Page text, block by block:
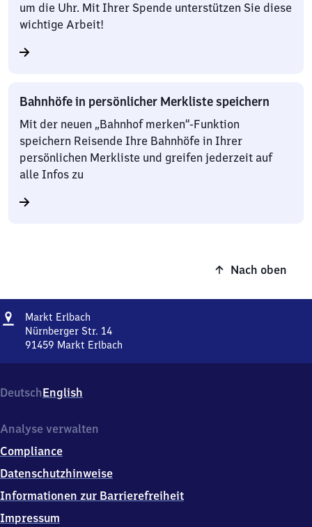
um die Uhr. Mit Ihrer Spende unterstützen Sie diese
wichtige Arbeit!
Bahnhöfe in persönlicher Merkliste speichern
Mit der neuen „Bahnhof merken“-Funktion
speichern Reisende Ihre Bahnhöfe in Ihrer
persönlichen Merkliste und greifen jederzeit auf
alle Infos zu
Nach oben
Adresse
Markt Erlbach
Erlbach
Nürnberger Str. 14
91459 Markt Erlbach
Nürnberger
Str.
9
4
5
Markt
Erlbach
DeutschEnglish
Analyse verwalten
Compliance
Datenschutzhinweise
Informationen zur Barrierefreiheit
Impressum